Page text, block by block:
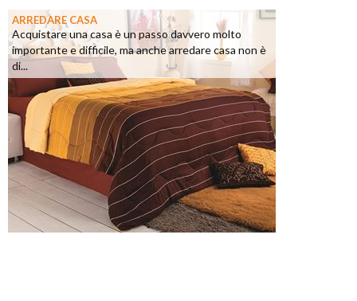
ARREDARE CASA
Acquistare una casa è un passo davvero molto
importante e difficile, ma anche arredare casa non è
di...